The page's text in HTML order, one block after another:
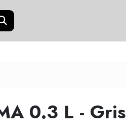
0.3 L - Gris